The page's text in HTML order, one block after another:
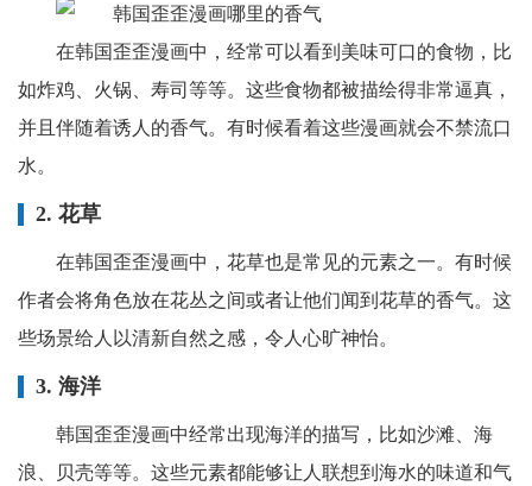
在韩国歪歪漫画中，经常可以看到美味可口的食物，比
如炸鸡、火锅、寿司等等。这些食物都被描绘得非常逼真，
并且伴随着诱人的香气。有时候看着这些漫画就会不禁流口
水。
2. 花草
在韩国歪歪漫画中，花草也是常见的元素之一。有时候
作者会将角色放在花丛之间或者让他们闻到花草的香气。这
些场景给人以清新自然之感，令人心旷神怡。
3. 海洋
韩国歪歪漫画中经常出现海洋的描写，比如沙滩、海
浪、贝壳等等。这些元素都能够让人联想到海水的味道和气